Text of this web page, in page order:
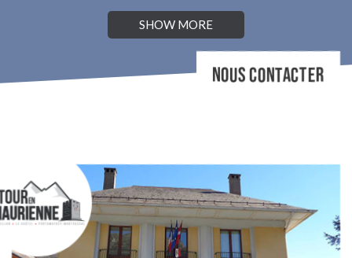
SHOW MORE
NOUS CONTACTER